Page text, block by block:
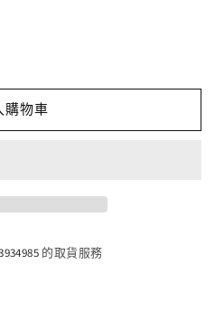
購物車
的取貨服務